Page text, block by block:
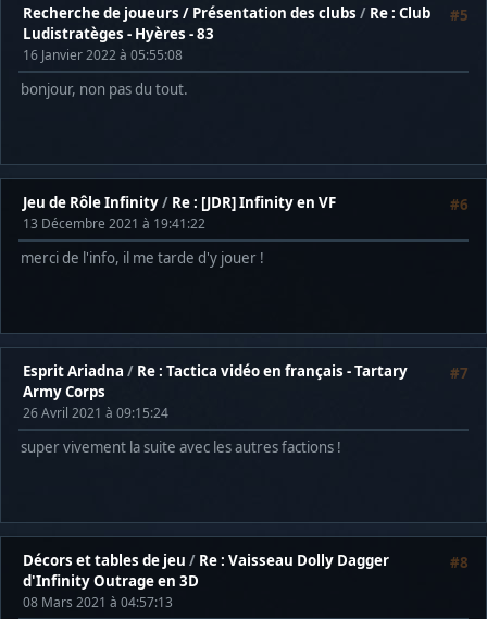
#5
Recherche de joueurs / Présentation des clubs / Re : Club
Ludistratèges - Hyères - 83
16 Janvier 2022 à 05:55:08
bonjour, non pas du tout.
#6
Jeu de Rôle Infinity/ Re : [JDR] Infinity en VF
13 Décembre 2021 à 19:41:22
merci de l'info, il me tarde d'y jouer !
#7
Esprit Ariadna / Re : Tactica vidéo en français - Tartary
Army Corps
26 Avril 2021 à 09:15:24
super vivement la suite avec les autres factions !
#8
Décors et tables de jeu / Re : Vaisseau Dolly Dagger
d'Infinity Outrage en 3D
08 Mars 2021 à 04:57:13